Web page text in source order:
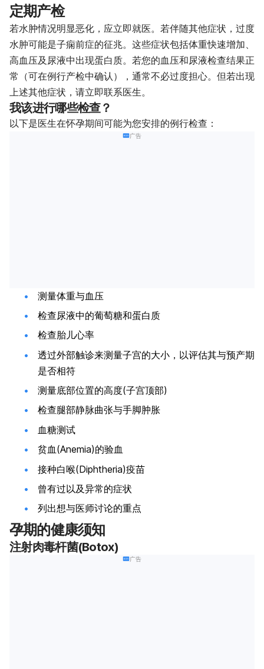
定期产检
若水肿情况明显恶化，应立即就医。若伴随其他症状，过度
水肿可能是子痫前症的征兆。这些症状包括体重快速增加、
高血压及尿液中出现蛋白质。若您的血压和尿液检查结果正
常（可在例行产检中确认），通常不必过度担心。但若出现
上述其他症状，请立即联系医生。
我该进行哪些检查？
以下是医生在怀孕期间可能为您安排的例行检查：
广告
测量体重与血压
检查尿液中的葡萄糖和蛋白质
检查胎儿心率
透过外部触诊来测量子宫的大小，以评估其与预产期
是否相符
测量底部位置的高度(子宫顶部)
检查腿部静脉曲张与手脚肿胀
血糖测试
贫血(Anemia)的验血
接种白喉(Diphtheria)疫苗
曾有过以及异常的症状
列出想与医师讨论的重点
孕期的健康须知
注射肉毒杆菌(Botox)
广告